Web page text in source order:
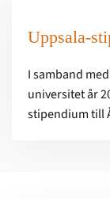
Uppsala-
I samband
universitet år
stipendium till